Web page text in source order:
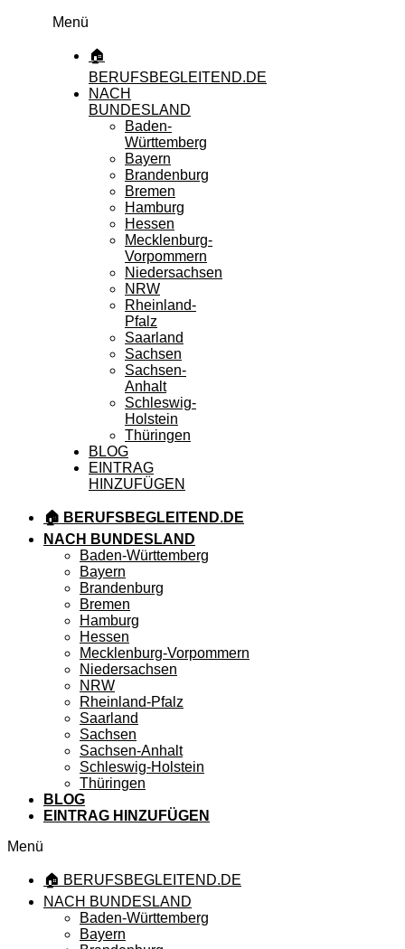
Menü
🏠
BERUFSBEGLEITEND.DE
NACH
BUNDESLAND
Baden-
Württemberg
Bayern
Brandenburg
Bremen
Hamburg
Hessen
Mecklenburg-
Vorpommern
Niedersachsen
NRW
Rheinland-
Pfalz
Saarland
Sachsen
Sachsen-
Anhalt
Schleswig-
Holstein
Thüringen
BLOG
EINTRAG
HINZUFÜGEN
🏠 BERUFSBEGLEITEND.DE
NACH BUNDESLAND
Baden-Württemberg
Bayern
Brandenburg
Bremen
Hamburg
Hessen
Mecklenburg-Vorpommern
Niedersachsen
NRW
Rheinland-Pfalz
Saarland
Sachsen
Sachsen-Anhalt
Schleswig-Holstein
Thüringen
BLOG
EINTRAG HINZUFÜGEN
Menü
🏠 BERUFSBEGLEITEND.DE
NACH BUNDESLAND
Baden-Württemberg
Bayern